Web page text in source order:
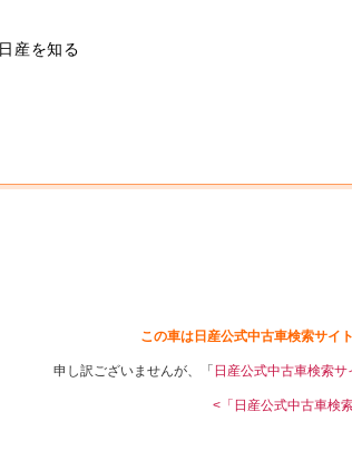
日産を知る
この車は日産公式中古車検索サイ
申し訳ございませんが、「 日産公式中古車検索サ
<「日産公式中古車検